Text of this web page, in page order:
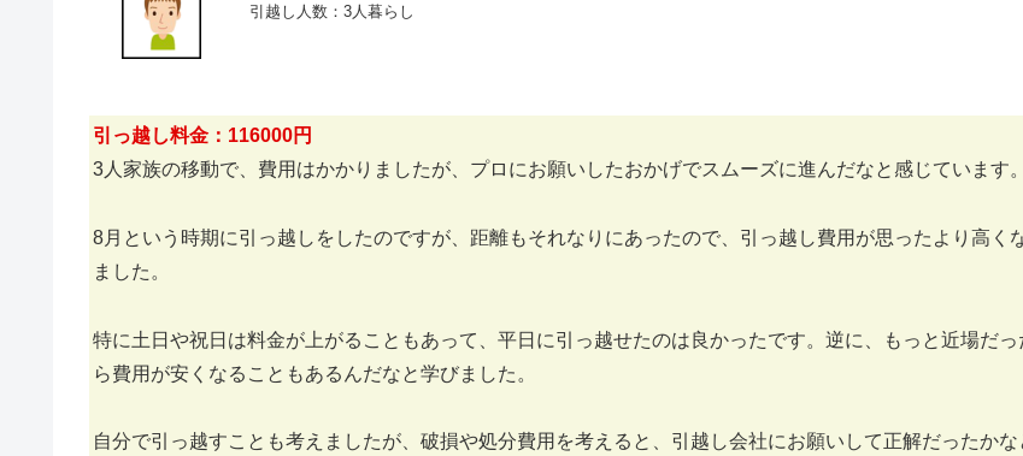
引越し人数：3人暮らし
引っ越し料金：116000円
3人家族の移動で、費用はかかりましたが、プロにお願いしたおかげでスムーズに進んだなと感じています。
8月という時期に引っ越しをしたのですが、距離もそれなりにあったので、引っ越し費用が思ったより高く
ました。
特に土日や祝日は料金が上がることもあって、平日に引っ越せたのは良かったです。逆に、もっと近場だっ
ら費用が安くなることもあるんだなと学びました。
自分で引っ越すことも考えましたが、破損や処分費用を考えると、引越し会社にお願いして正解だったかな